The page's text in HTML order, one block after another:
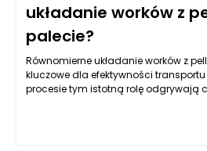
układanie worków z
palecie?
Równomierne układanie worków z
kluczowe dla efektywności
procesie tym istotną rolę odgrywają